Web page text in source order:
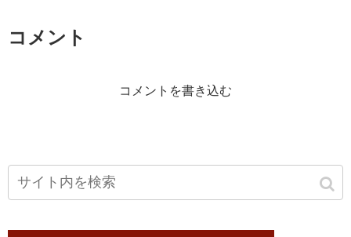
コメント
コメントを書き込む